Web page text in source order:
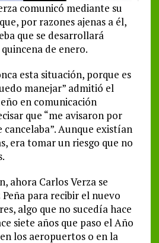
comunicó mediante su
por razones ajenas a él,
que se desarrollará
de enero.
esta situación, porque es
manejar” admitió el
en comunicación
que “me avisaron por
cancelaba”. Aunque existían
era tomar un riesgo que no
ahora Carlos Verza se
para recibir el nuevo
algo que no sucedía hace
siete años que paso el Año
los aeropuertos o en la